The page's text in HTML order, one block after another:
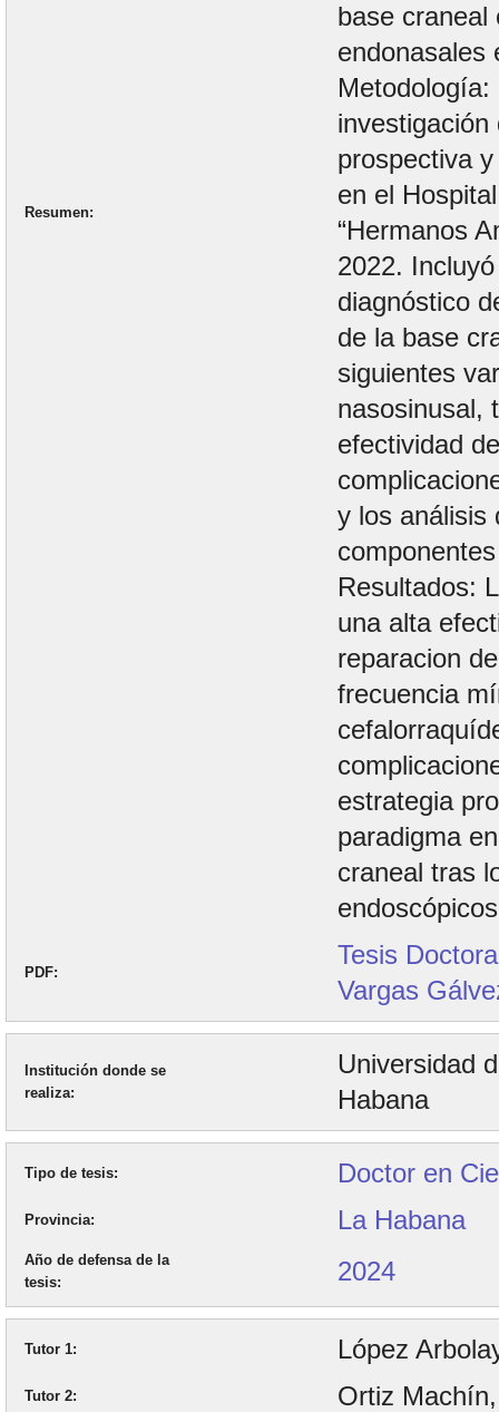
Resumen
base craneal
endonasales
investigación
prospectiva
en el
“Hermanos
2022.
diagnóstico
de la base
siguientes
nasosinusal,
efectividad
y los análisis
Resultados:
una alta
reparacion
frecuencia
estrategia
paradigma
craneal tras
PDF
Tesis
Vargas
Institución donde se
realiza
Universidad
Habana
Tipo de tesis Doctor en
Provincia La Habana
Año de defensa de la
tesis
2024
Tutor 1 López
Tutor 2 Ortiz